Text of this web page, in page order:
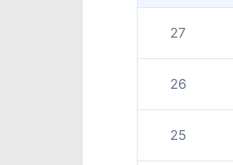
27
26
25